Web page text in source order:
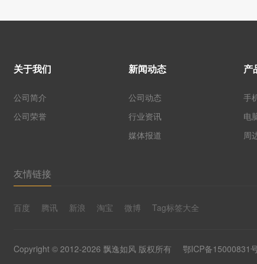
关于我们
公司简介
公司荣誉
新闻动态
公司动态
行业资讯
媒体报道
产
手
电
周
友情链接
百度 腾讯 新浪 淘宝 微博 Tag标签大全
Copyright © 2012-2026 飘逸如风 版权所有 鄂ICP备15000831